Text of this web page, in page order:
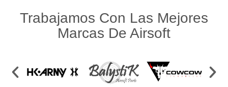
Trabajamos Con Las Mejores
Marcas De Airsoft